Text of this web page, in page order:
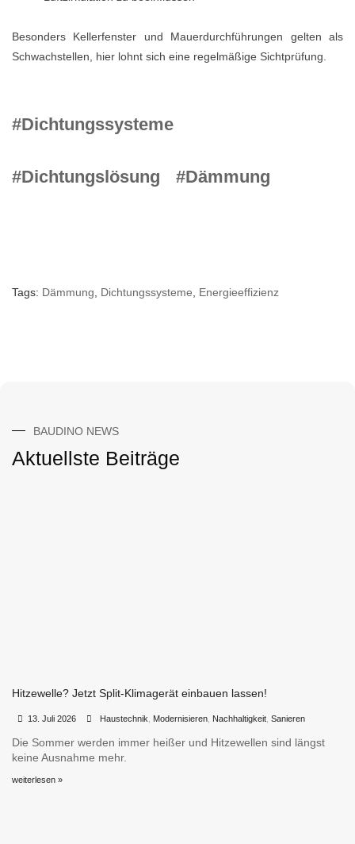
Besonders Kellerfenster und Mauerdurchführungen gelten als
Schwachstellen, hier lohnt sich eine regelmäßige Sichtprüfung.
#Dichtungssysteme
#Dichtungslösung #Dämmung
Tags: Dämmung Dichtungssysteme Energieeffizienz
BAUDINO NEWS
Aktuellste Beiträge
Hitzewelle? Jetzt Split-Klimagerät einbauen lassen!
13. Juli 2026 Haustechnik Modernisieren, Nachhaltigkeit, Sanieren
Die Sommer werden immer heißer und Hitzewellen sind längst
keine Ausnahme mehr.
weiterlesen »